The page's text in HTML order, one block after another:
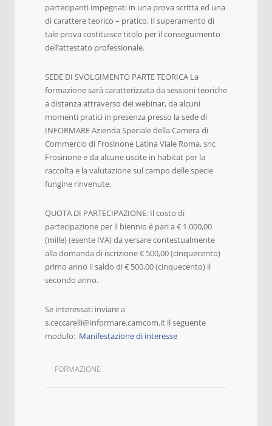
partecipanti impegnati in una prova scritta ed una
di carattere teorico – pratico. Il superamento di
tale prova costituisce titolo per il conseguimento
dell’attestato professionale.
SEDE DI SVOLGIMENTO PARTE TEORICA La
formazione sarà caratterizzata da sessioni teoriche
a distanza attraverso dei webinar, da alcuni
momenti pratici in presenza presso la sede di
INFORMARE Azienda Speciale della Camera di
Commercio di Frosinone Latina Viale Roma, snc
Frosinone e da alcune uscite in habitat per la
raccolta e la valutazione sul campo delle specie
fungine rinvenute.
QUOTA DI PARTECIPAZIONE: Il costo di
partecipazione per il biennio è pari a € 1.000,00
(mille) (esente IVA) da versare contestualmente
alla domanda di iscrizione € 500,00 (cinquecento)
primo anno il saldo di € 500,00 (cinquecento) il
secondo anno.
Se interessati inviare a
s.ceccarelli@informare.camcom.it il seguente
modulo: Manifestazione di interesse
FORMAZIONE